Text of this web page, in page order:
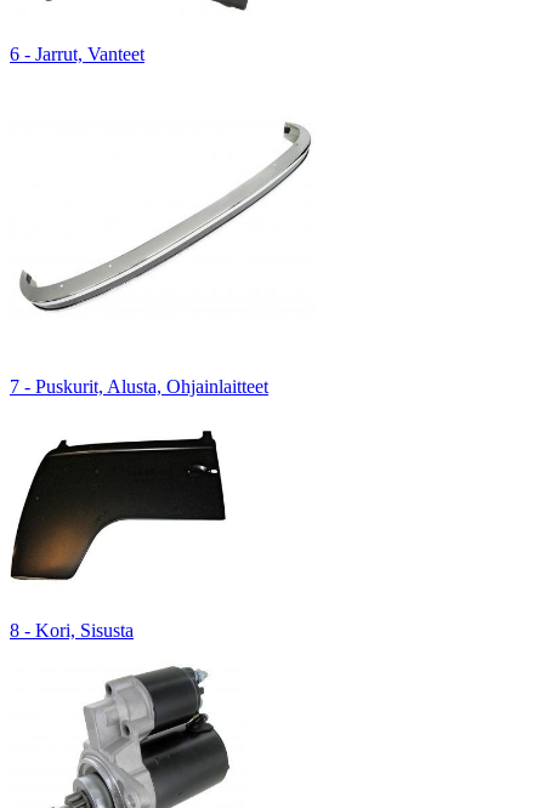
6 - Jarrut, Vanteet
7 - Puskurit, Alusta, Ohjainlaitteet
8 - Kori, Sisusta